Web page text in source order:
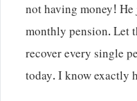
not having money!
monthly pension. Let
recover every single
today. I know exactly